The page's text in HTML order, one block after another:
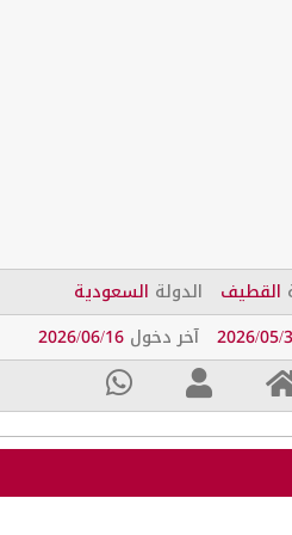
القطيف الدولة السعودية
2026/05/آخر دخول 2026/06/16